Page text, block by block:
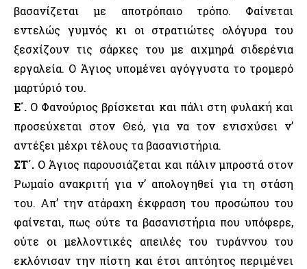
βασανίζεται με αποτρόπαιο τρόπο. Φαίνεται
εντελώς γυμνός κι οι στρατιώτες ολόγυρα του
ξεσχίζουν τις σάρκες του με αιχμηρά σιδερένια
εργαλεία. Ο Άγιος υπομένει αγόγγυστα το τρομερό
μαρτύριό του.
Ε΄. Ο Φανούριος βρίσκεται και πάλι στη φυλακή και
προσεύχεται στον Θεό, για να τον ενισχύσει ν’
αντέξει μέχρι τέλους τα βασανιστήρια.
ΣΤ΄. Ο Άγιος παρουσιάζεται και πάλιν μπροστά στον
Ρωμαίο ανακριτή για ν’ απολογηθεί για τη στάση
του. Απ’ την ατάραχη έκφραση του προσώπου του
φαίνεται, πως ούτε τα βασανιστήρια που υπόφερε,
ούτε οι μελλοντικές απειλές του τυράννου του
εκλόνισαν την πίστη και έτσι απτόητος περιμένει